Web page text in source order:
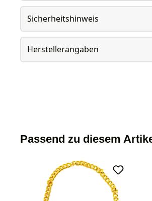
Sicherheitshinweis
Herstellerangaben
Passend zu diesem